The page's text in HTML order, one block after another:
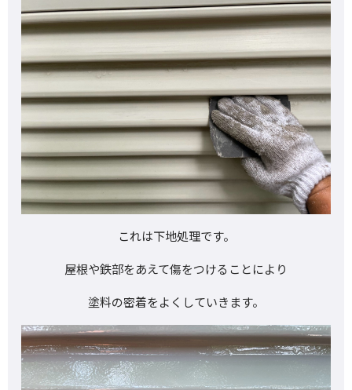
これは下地処理です。
屋根や鉄部をあえて傷をつけることにより
塗料の密着をよくしていきます。